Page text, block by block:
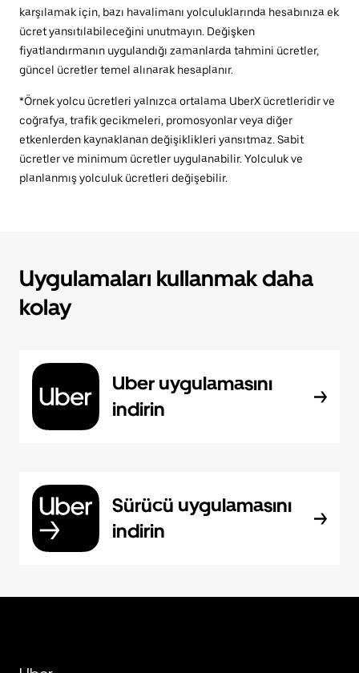
karşılamak için, bazı havalimanı yolculuklarında hesabınıza ek
ücret yansıtılabileceğini unutmayın. Değişken
fiyatlandırmanın uygulandığı zamanlarda tahmini ücretler,
güncel ücretler temel alınarak hesaplanır.
*Örnek yolcu ücretleri yalnızca ortalama UberX ücretleridir ve
coğrafya, trafik gecikmeleri, promosyonlar veya diğer
etkenlerden kaynaklanan değişiklikleri yansıtmaz. Sabit
ücretler ve minimum ücretler uygulanabilir. Yolculuk ve
planlanmış yolculuk ücretleri değişebilir.
Uygulamaları kullanmak daha
kolay
Uber uygulamasını
indirin
Sürücü uygulamasını
indirin